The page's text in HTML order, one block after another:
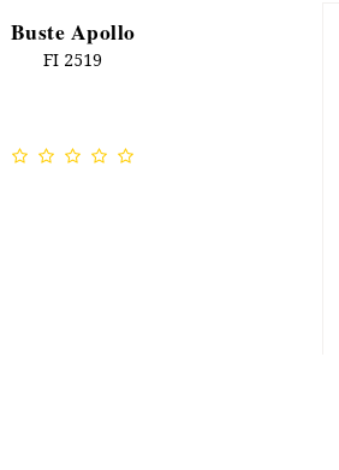
Buste Apollo
FI 2519